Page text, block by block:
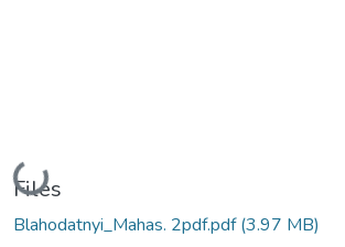
Loading...
Files
Blahodatnyi_Mahas. 2pdf.pdf(3.97 MB)